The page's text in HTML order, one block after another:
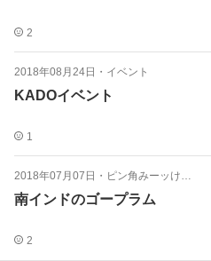
2
2018年08月24日 ・ イベント
KADOイベント
1
2018年07月07日 ・ ピン角みーッけ…
南インドのゴープラム
2